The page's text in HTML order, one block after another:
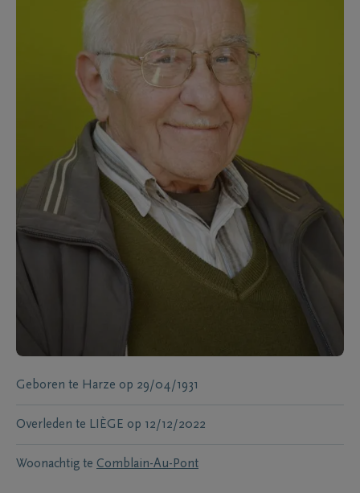
Geboren te Harze op 29/04/1931
Overleden te LIÈGE op 12/12/2022
Woonachtig te Comblain-Au-Pont